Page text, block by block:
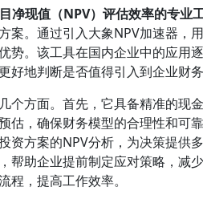
现值（NPV）评估效率的专业工
案。通过引入大象NPV加速器，
势。该工具在国内企业中的应用
地判断是否值得引入到企业财务
个方面。首先，它具备精准的现
估，确保财务模型的合理性和可
资方案的NPV分析，为决策提供
帮助企业提前制定应对策略，减
，提高工作效率。